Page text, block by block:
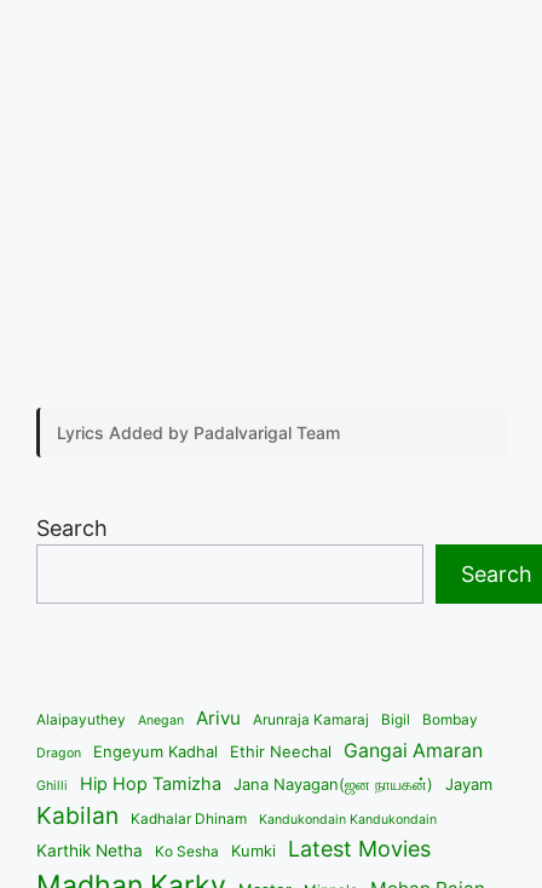
Lyrics Added by Padalvarigal Team
Search
Search
Alaipayuthey Anegan Arivu Arunraja Kamaraj Bigil Bombay
Dragon Engeyum Kadhal Ethir Neechal Gangai Amaran
Ghilli Hip Hop Tamizha Jana Nayagan(ஜன நாயகன்) Jayam
Kabilan Kadhalar Dhinam Kandukondain Kandukondain
Karthik Netha Ko Sesha Kumki Latest Movies